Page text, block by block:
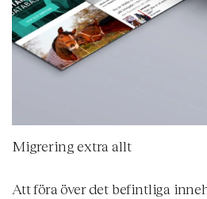
Migrering extra allt
Att föra över det befintliga